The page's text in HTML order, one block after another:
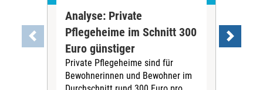
Analyse: Private
Pflegeheime im Schnitt 300
Euro günstiger
Private Pflegeheime sind für
Bewohnerinnen und Bewohner im